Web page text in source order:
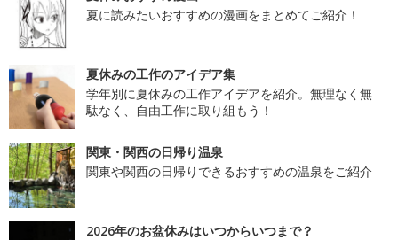
夏に読みたいおすすめの漫画をまとめてご紹介！
夏休みの工作のアイデア集
学年別に夏休みの工作アイデアを紹介。無理なく無
駄なく、自由工作に取り組もう！
関東・関西の日帰り温泉
関東や関西の日帰りできるおすすめの温泉をご紹介
2026年のお盆休みはいつからいつまで？